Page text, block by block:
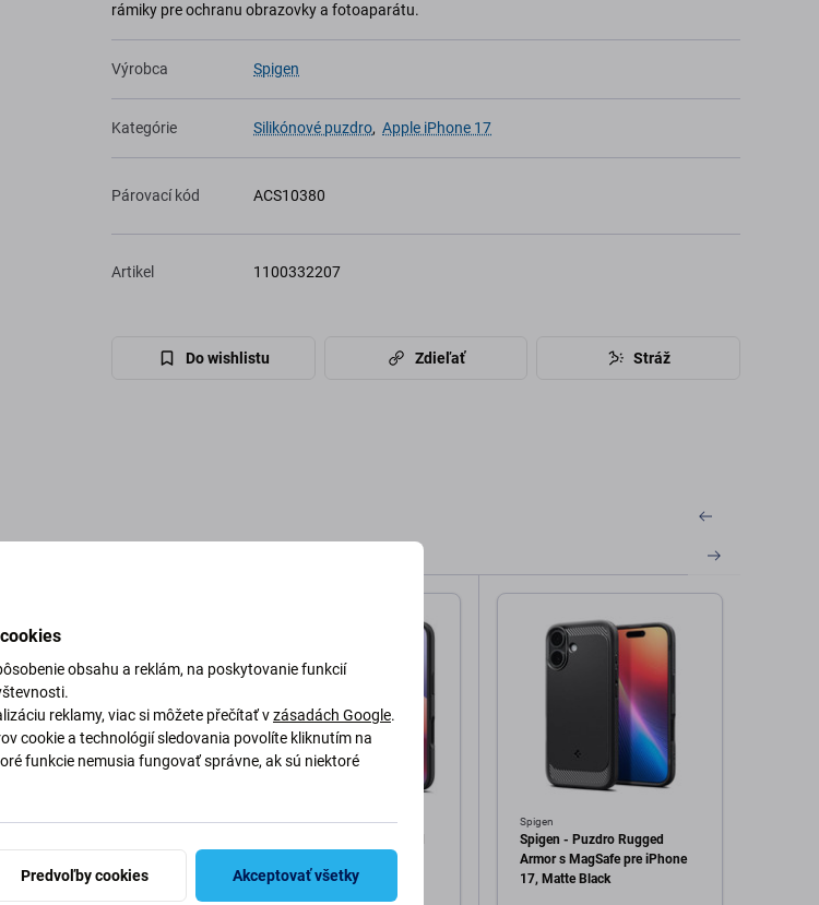
rámiky pre ochranu obrazovky a fotoaparátu.
Výrobca Spigen
Kategórie Silikónové puzdro, Apple iPhone 17
Párovací kód ACS10380
Artikel 1100332207
Do wishlistu Zdieľať Stráž
Devia
Spigen
pre iPhone 17, Matte Black
Spigen
Spigen - Puzdro Rugged
Armor s MagSafe pre iPhone
17, Matte Black
obsahu a reklám, na poskytovanie funkcií
reklamy, viac si môžete přečítať vzásadách Google.
cookie a technológií sledovania povolíte kliknutím na
funkcie nemusia fungovať správne, ak sú niektoré
Predvoľby cookies Akceptovať všetky